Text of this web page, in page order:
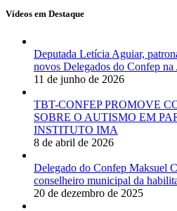
Vídeos em Destaque
Deputada Letícia Aguiar,
novos Delegados do Confep na
11 de junho de 2026
TBT-CONFEP PROMOVE
SOBRE O AUTISMO EM
INSTITUTO IMA
8 de abril de 2026
Delegado do Confep Maksuel
conselheiro municipal da
20 de dezembro de 2025